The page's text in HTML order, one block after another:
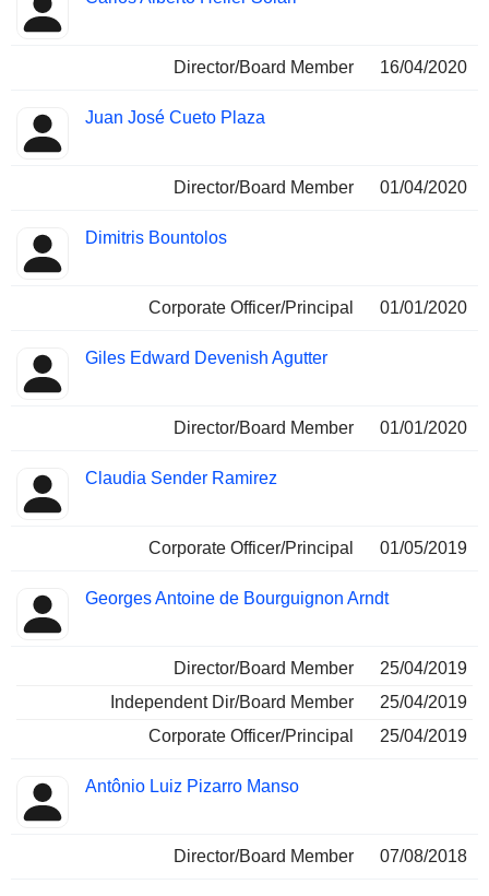
Director/Board Member 16/04/2020
Juan José Cueto Plaza
Director/Board Member 01/04/2020
Dimitris Bountolos
Corporate Officer/Principal 01/01/2020
Giles Edward Devenish Agutter
Director/Board Member 01/01/2020
Claudia Sender Ramirez
Corporate Officer/Principal 01/05/2019
Georges Antoine de Bourguignon Arndt
Director/Board Member
25/04/2019
Independent Dir/Board Member
25/04/2019
Corporate Officer/Principal
25/04/2019
Antônio Luiz Pizarro Manso
Director/Board Member 07/08/2018